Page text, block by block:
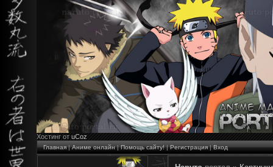
Хостинг от uCoz
Главная|Аниме онлайн|Помощь сайту!|Регистрация|Вход